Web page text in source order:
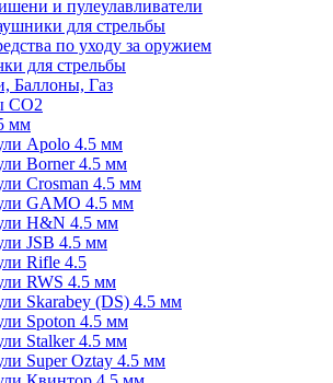
и пулеулавливатели
для стрельбы
по уходу за оружием
для стрельбы
Баллоны, Газ
CO2
мм
Apolo 4.5 мм
Borner 4.5 мм
Crosman 4.5 мм
GAMO 4.5 мм
H&N 4.5 мм
JSB 4.5 мм
Rifle 4.5
RWS 4.5 мм
Skarabey (DS) 4.5 мм
Spoton 4.5 мм
Stalker 4.5 мм
Super Oztay 4.5 мм